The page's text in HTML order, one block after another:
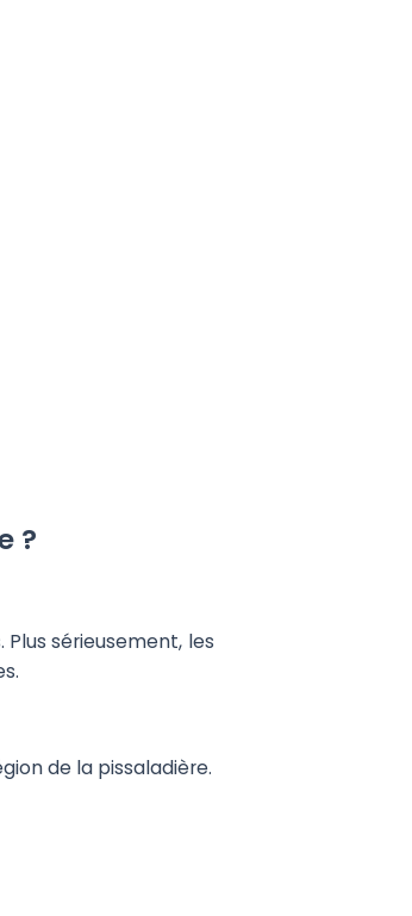
?
sérieusement, les
de la pissaladière.